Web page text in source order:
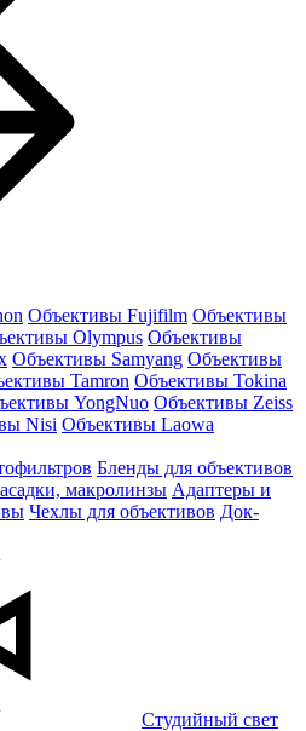
Объективы Fujifilm Объективы
Olympus Объективы
Объективы Samyang Объективы
Tamron Объективы Tokina
YongNuo Объективы Zeiss
Nisi Объективы Laowa
Бленды для объективов
макролинзы Адаптеры и
Чехлы для объективов Док-
Студийный свет